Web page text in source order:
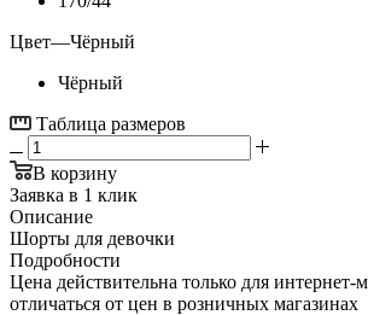
Цвет—Чёрный
Чёрный
Таблица размеров
В корзину
Заявка в 1 клик
Описание
Шорты для девочки
Подробности
Цена действительна только для интернет-
отличаться от цен в розничных магазинах